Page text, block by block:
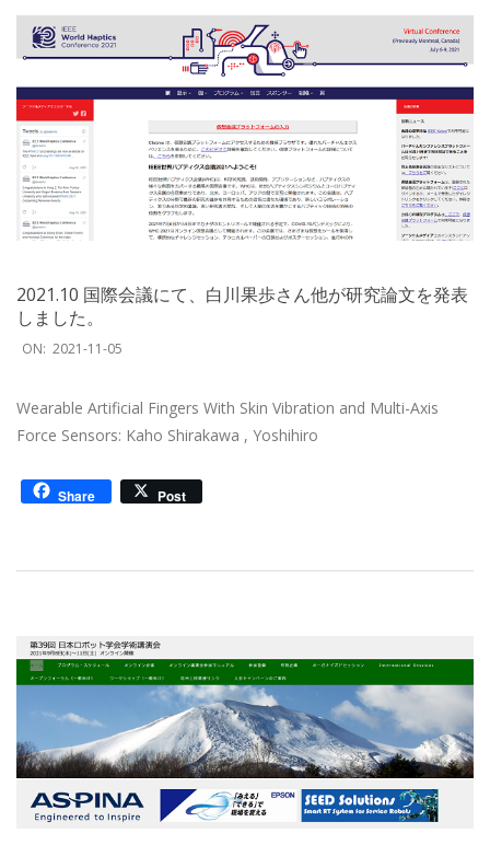
2021.10 国際会議にて、白川果歩さん他が研究論文を発表
しました。
2021-
ON: 2021-11-05
Wearable Artificial Fingers With Skin Vibration and Multi-Axis
Force Sensors: Kaho Shirakawa , Yoshihiro
Share Post